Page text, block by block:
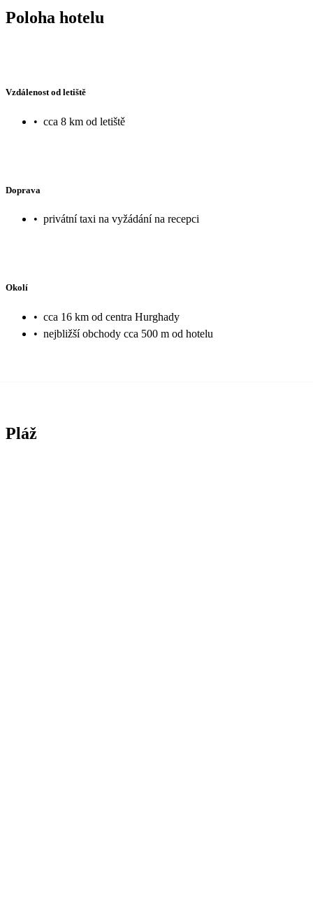
Poloha hotelu
Vzdálenost od letiště
• cca 8 km od letiště
Doprava
• privátní taxi na vyžádání na recepci
Okolí
• cca 16 km od centra Hurghady
• nejbližší obchody cca 500 m od hotelu
Pláž